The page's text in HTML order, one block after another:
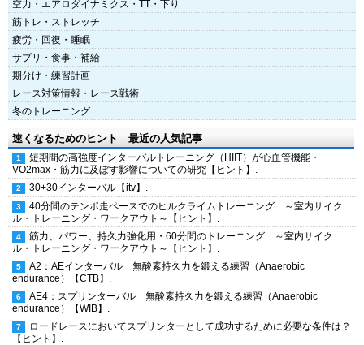
空力・エアロダイナミクス・TT・下り
筋トレ・ストレッチ
疲労・回復・睡眠
サプリ・食事・補給
期分け・練習計画
レース対策情報・レース戦術
冬のトレーニング
速くなるためのヒント 最近の人気記事
短期間の高強度インターバルトレーニング（HIIT）が心血管機能・
VO2max・筋力に及ぼす影響についての研究【ヒント】.
30+30インターバル【itv】.
40分間のテンポ走ペースでのヒルクライムトレーニング ～室内サイク
ル・トレーニング・ワークアウト～【ヒント】.
筋力、パワー、持久力強化用・60分間のトレーニング ～室内サイク
ル・トレーニング・ワークアウト～【ヒント】.
A2：AEインターバル 無酸素持久力を鍛える練習（Anaerobic
endurance）【CTB】.
AE4：スプリンターバル 無酸素持久力を鍛える練習（Anaerobic
endurance）【WIB】.
ロードレースにおいてスプリンターとして成功するために必要な条件は？
【ヒント】.